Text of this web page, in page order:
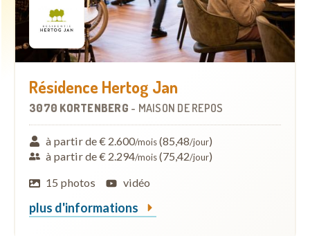
Résidence Hertog Jan
3070 KORTENBERG - MAISON DE REPOS
à partir de € 2.600/mois(85,48/jour)
à partir de € 2.294/mois(75,42/jour)
15 photos
vidéo
plus d'informations